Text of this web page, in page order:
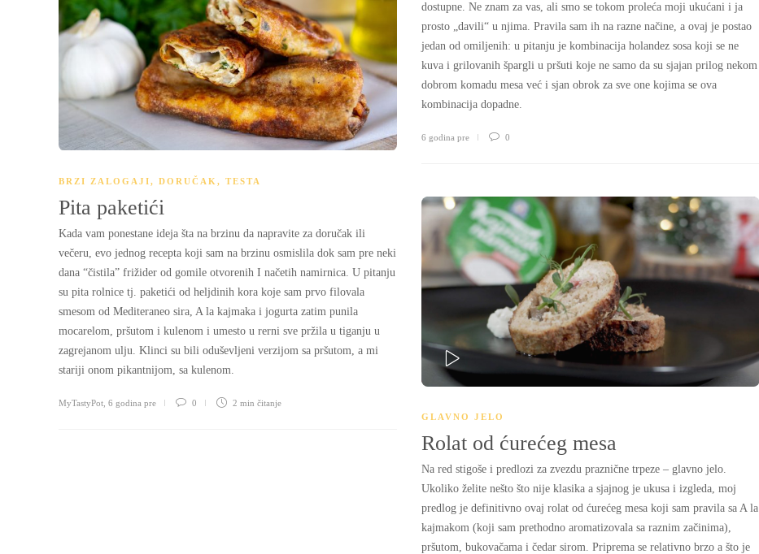
dostupne. Ne znam za vas, ali smo se tokom proleća moji ukućani i ja
prosto „davili“ u njima. Pravila sam ih na razne načine, a ovaj je postao
jedan od omiljenih: u pitanju je kombinacija holandez sosa koji se ne
kuva i grilovanih špargli u pršuti koje ne samo da su sjajan prilog nekom
dobrom komadu mesa već i sjan obrok za sve one kojima se ova
kombinacija dopadne.
6 godina pre 0
BRZI ZALOGAJI, DORUČAK , TESTA
Pita paketići
Kada vam ponestane ideja šta na brzinu da napravite za doručak ili
večeru, evo jednog recepta koji sam na brzinu osmislila dok sam pre neki
dana “čistila” frižider od gomile otvorenih I načetih namirnica. U pitanju
su pita rolnice tj. paketići od heljdinih kora koje sam prvo filovala
smesom od Mediteraneo sira, A la kajmaka i jogurta zatim punila
mocarelom, pršutom i kulenom i umesto u rerni sve pržila u tiganju u
zagrejanom ulju. Klinci su bili oduševljeni verzijom sa pršutom, a mi
stariji onom pikantnijom, sa kulenom.
MyTastyPot 6 godina pre 0 2 min čitanje
PLAY
GLAVNO JELO
Rolat od ćurećeg mesa
Na red stigoše i predlozi za zvezdu praznične trpeze – glavno jelo.
Ukoliko želite nešto što nije klasika a sjajnog je ukusa i izgleda, moj
predlog je definitivno ovaj rolat od ćurećeg mesa koji sam pravila sa A la
kajmakom (koji sam prethodno aromatizovala sa raznim začinima),
pršutom, bukovačama i čedar sirom. Priprema se relativno brzo a što je